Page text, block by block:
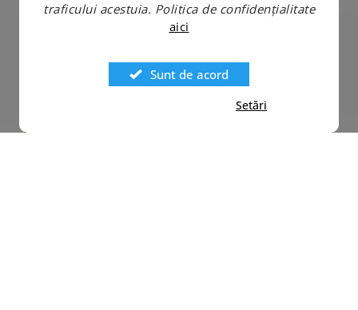
traficului acestuia. Politica de confidențialitate
aici
Sunt de acord
Setări